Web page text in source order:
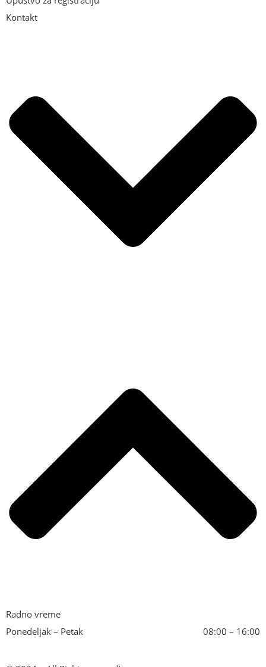
Kontakt
Radno vreme
Ponedeljak – Petak
08:00 – 16:00